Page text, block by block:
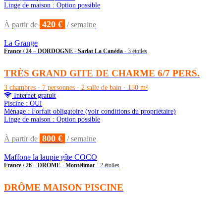
Linge de maison : Option possible
À partir de 420 € / semaine
La Grange
France / 24 – DORDOGNE - Sarlat La Canéda - 3 étoiles
TRÈS GRAND GITE DE CHARME 6/7 PERS.
3 chambres · 7 personnes · 2 salle de bain · 150 m²
Internet gratuit
Piscine : OUI
Ménage : Forfait obligatoire (voir conditions du propriétaire)
Linge de maison : Option possible
À partir de 800 € / semaine
Maffone la laupie gîte COCO
France / 26 – DROME - Montélimar - 2 étoiles
DRÔME MAISON PISCINE